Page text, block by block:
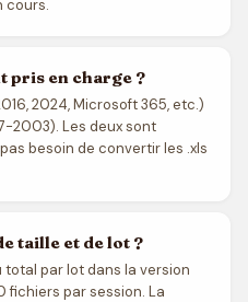
cours.
pris en charge ?
2024, Microsoft 365, etc.)
2003). Les deux sont
besoin de convertir les .xls
taille et de lot ?
total par lot dans la version
fichiers par session. La